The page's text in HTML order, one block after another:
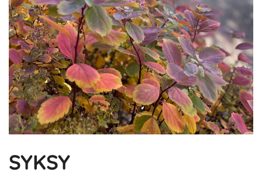
SYKSY